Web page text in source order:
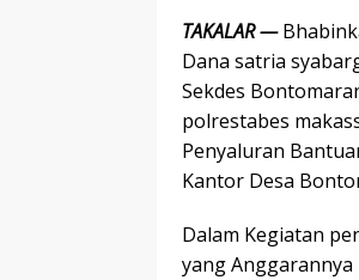
TAKALAR —
Dana satria
Sekdes
polrestabes
Penyaluran
Kantor Desa
Dalam Kegiatan
yang Anggarannya